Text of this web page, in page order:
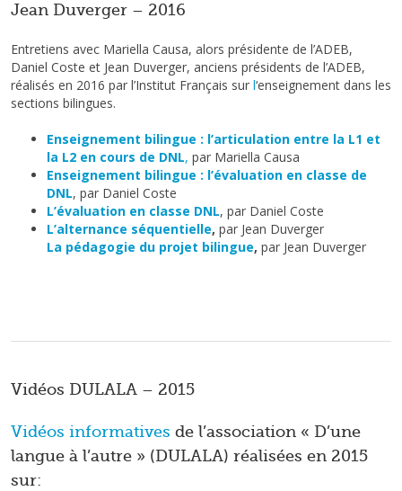
Jean Duverger – 2016
Entretiens avec Mariella Causa, alors présidente de l’ADEB,
Daniel Coste et Jean Duverger, anciens présidents de l’ADEB,
réalisés en 2016 par l’Institut Français sur l‘enseignement dans les
sections bilingues.
Enseignement bilingue : l’articulation entre la L1 et
la L2 en cours de DNL, par Mariella Causa
Enseignement bilingue : l’évaluation en classe de
DNL, par Daniel Coste
L’évaluation en classe DNL, par Daniel Coste
L’alternance séquentielle, par Jean Duverger
La pédagogie du projet bilingue, par Jean Duverger
Vidéos DULALA – 2015
Vidéos informatives de l’association « D’une
langue à l’autre » (DULALA) réalisées en 2015
sur: